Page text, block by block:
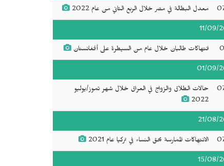
معدل البطالة في مصر خلال الربع الثاني من عام 2022
11/09/
انتهاكات طالبان خلال عام من السيطرة على أفغانستان
01/09/
حالات الطلاق والزواج في العراق خلال شهر تموز/يوليو
2022
21/08/
الانتهاكات الممارسة بحق النساء في تركيا عام 2021
15/08/